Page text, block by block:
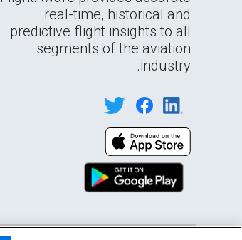
real-time, historical and
predictive flight insights to all
segments of the aviation
industry.